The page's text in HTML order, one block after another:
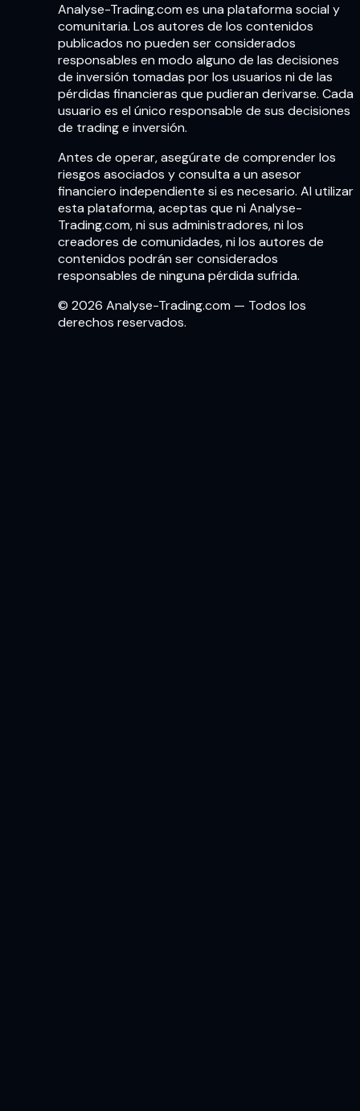
Analyse-Trading.com es una plataforma social y
comunitaria. Los autores de los contenidos
publicados no pueden ser considerados
responsables en modo alguno de las decisiones
de inversión tomadas por los usuarios ni de las
pérdidas financieras que pudieran derivarse. Cada
usuario es el único responsable de sus decisiones
de trading e inversión.
Antes de operar, asegúrate de comprender los
riesgos asociados y consulta a un asesor
financiero independiente si es necesario. Al utilizar
esta plataforma, aceptas que ni Analyse-
Trading.com, ni sus administradores, ni los
creadores de comunidades, ni los autores de
contenidos podrán ser considerados
responsables de ninguna pérdida sufrida.
© 2026 Analyse-Trading.com — Todos los
derechos reservados.